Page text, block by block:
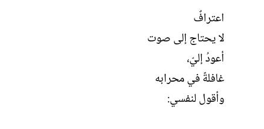
اعترافٌ
لا يحتاج إلى صوت
أعودُ إليّ،
غافلةً في محرابه
وأقول لنفسي: